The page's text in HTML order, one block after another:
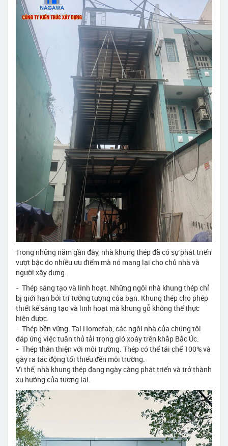
Trong những năm gần đây, nhà khung thép đã có sự phát triển
vượt bậc do nhiều ưu điểm mà nó mang lại cho chủ nhà và
người xây dựng.
- Thép sáng tạo và linh hoạt. Những ngôi nhà khung thép chỉ
bị giới hạn bởi trí tưởng tượng của bạn. Khung thép cho phép
thiết kế sáng tạo và linh hoạt mà khung gỗ không thể thực
hiện được.
- Thép bền vững. Tại Homefab, các ngôi nhà của chúng tôi
đáp ứng việc tuân thủ tải trọng gió xoáy trên khắp Bắc Úc.
- Thép thân thiện với môi trường. Thép có thể tái chế 100% và
gây ra tác động tối thiểu đến môi trường.
Vì thế, nhà khung thép đang ngày càng phát triển và trở thành
xu hướng của tương lai.